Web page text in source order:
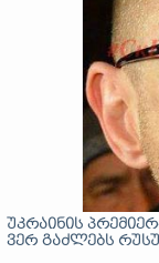
უკრაინის
ვერ გაძლებს